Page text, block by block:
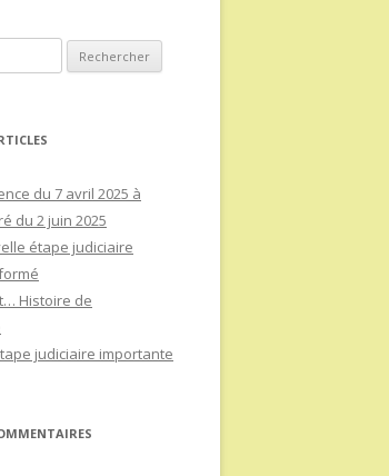
du 7 avril 2025 à
du 2 juin 2025
étape judiciaire
Histoire de
judiciaire importante